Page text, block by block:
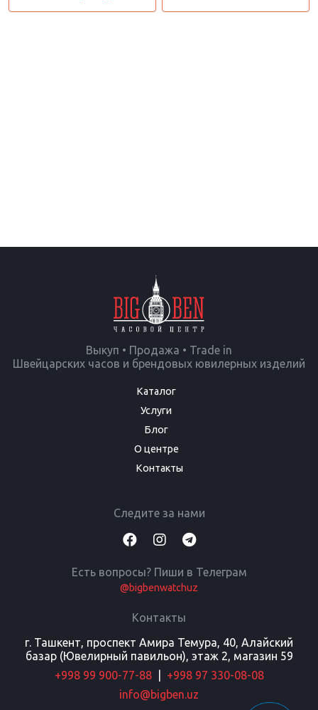
Выкуп • Продажа • Trade in
Швейцарских часов и брендовых ювилерных изделий
Каталог
Услуги
Блог
О центре
Контакты
Следите за нами
Есть вопросы? Пиши в Телеграм
@bigbenwatchuz
Контакты
г. Ташкент, проспект Амира Темура, 40, Алайский
базар (Ювелирный павильон), этаж 2, магазин 59
+998 99 900-77-88
+998 97 330-08-08
info@bigben.uz